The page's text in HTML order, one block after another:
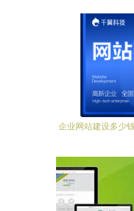
企业网站建设多少